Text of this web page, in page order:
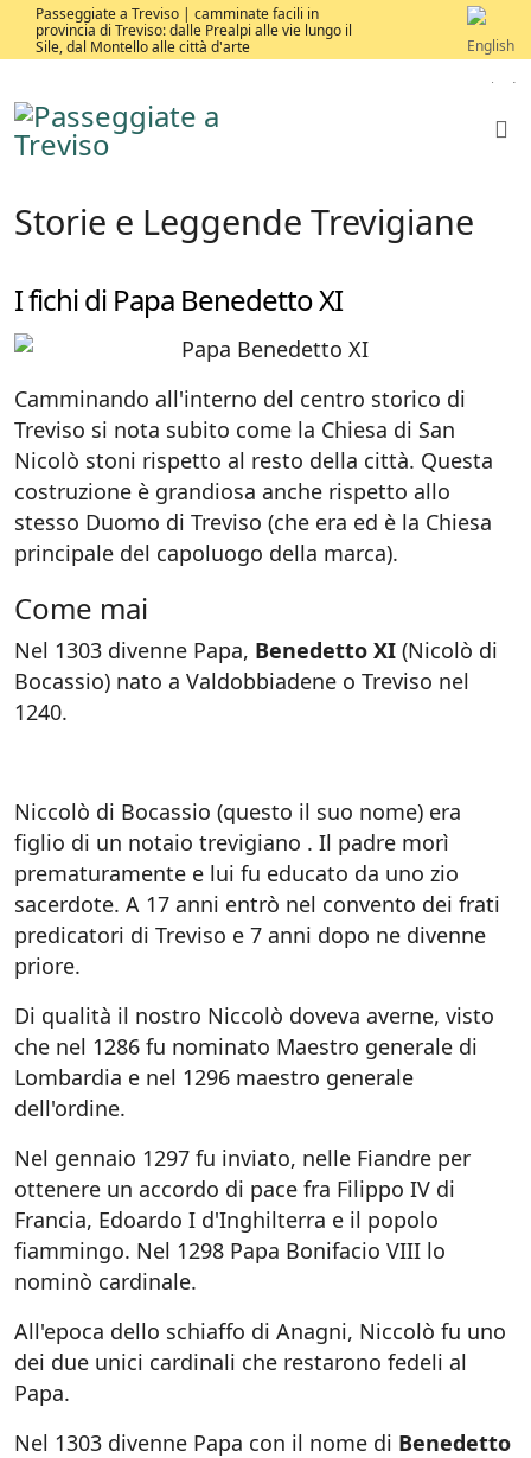
Passeggiate a Treviso | camminate facili in
provincia di Treviso: dalle Prealpi alle vie lungo il
Sile, dal Montello alle città d'arte
Storie e Leggende Trevigiane
I fichi di Papa Benedetto XI
Camminando all'interno del centro storico di
Treviso si nota subito come la Chiesa di San
Nicolò stoni rispetto al resto della città. Questa
costruzione è grandiosa anche rispetto allo
stesso Duomo di Treviso (che era ed è la Chiesa
principale del capoluogo della marca).
Come mai
Nel 1303 divenne Papa, Benedetto XI (Nicolò di
Bocassio) nato a Valdobbiadene o Treviso nel
1240.
Niccolò di Bocassio (questo il suo nome) era
figlio di un notaio trevigiano . Il padre morì
prematuramente e lui fu educato da uno zio
sacerdote. A 17 anni entrò nel convento dei frati
predicatori di Treviso e 7 anni dopo ne divenne
priore.
Di qualità il nostro Niccolò doveva averne, visto
che nel 1286 fu nominato Maestro generale di
Lombardia e nel 1296 maestro generale
dell'ordine.
Nel gennaio 1297 fu inviato, nelle Fiandre per
ottenere un accordo di pace fra Filippo IV di
Francia, Edoardo I d'Inghilterra e il popolo
fiammingo. Nel 1298 Papa Bonifacio VIII lo
nominò cardinale.
All'epoca dello schiaffo di Anagni, Niccolò fu uno
dei due unici cardinali che restarono fedeli al
Papa.
Nel 1303 divenne Papa con il nome di Benedetto